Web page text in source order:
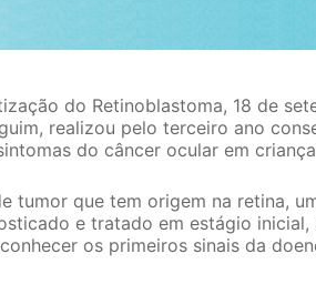
do Retinoblastoma, 18 de
realizou pelo terceiro ano
do câncer ocular em
tumor que tem origem na retina,
e tratado em estágio
os primeiros sinais da